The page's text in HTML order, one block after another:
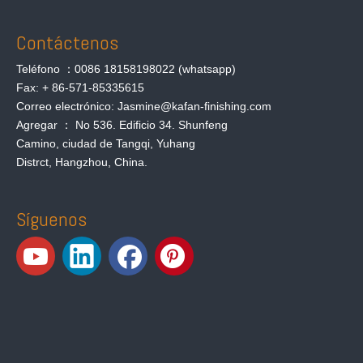
Contáctenos
Teléfono ：0086 18158198022 (whatsapp)
Fax: + 86-571-85335615
Correo electrónico: Jasmine@kafan-finishing.com
Agregar ： No 536. Edificio 34. Shunfeng
Camino, ciudad de Tangqi, Yuhang
Distrct, Hangzhou, China.
Síguenos